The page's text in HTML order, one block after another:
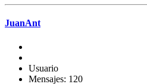
JuanAnt
Usuario
Mensajes: 120